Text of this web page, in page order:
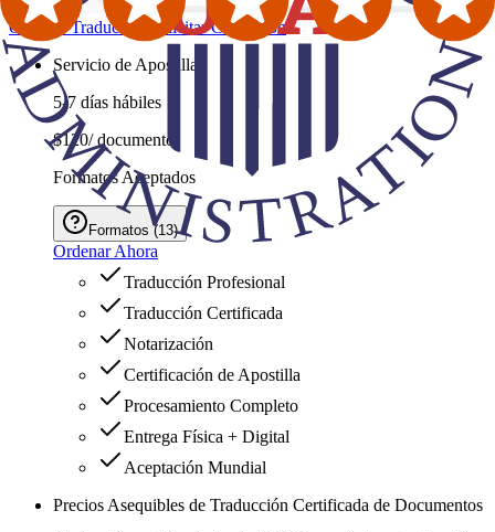
Ordenar Traducción
Solicitar Cotización
Servicio de Apostilla
5-7 días hábiles
$120/ documento
Formatos Aceptados
Formatos (13)
Ordenar Ahora
Traducción Profesional
Traducción Certificada
Notarización
Certificación de Apostilla
Procesamiento Completo
Entrega Física + Digital
Aceptación Mundial
Precios Asequibles de Traducción Certificada de Documentos